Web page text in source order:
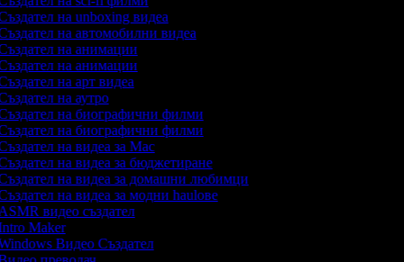
на unboxing видеа
на автомобилни видеа
на анимации
на анимации
на арт видеа
на аутро
на биографични филми
на биографични филми
на видеа за Mac
на видеа за бюджетиране
на видеа за домашни любимци
на видеа за модни haulове
видео създател
Maker
Видео Създател